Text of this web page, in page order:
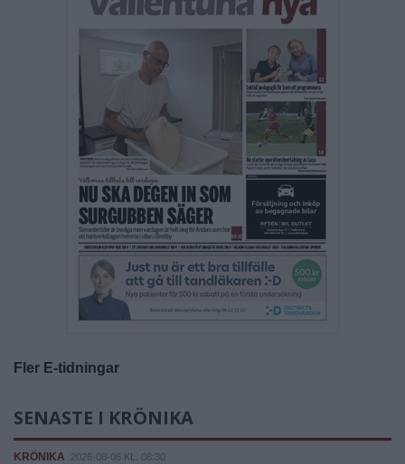
Fler E-tidningar
SENASTE I KRÖNIKA
KRÖNIKA 2026-08-06 KL. 08:30